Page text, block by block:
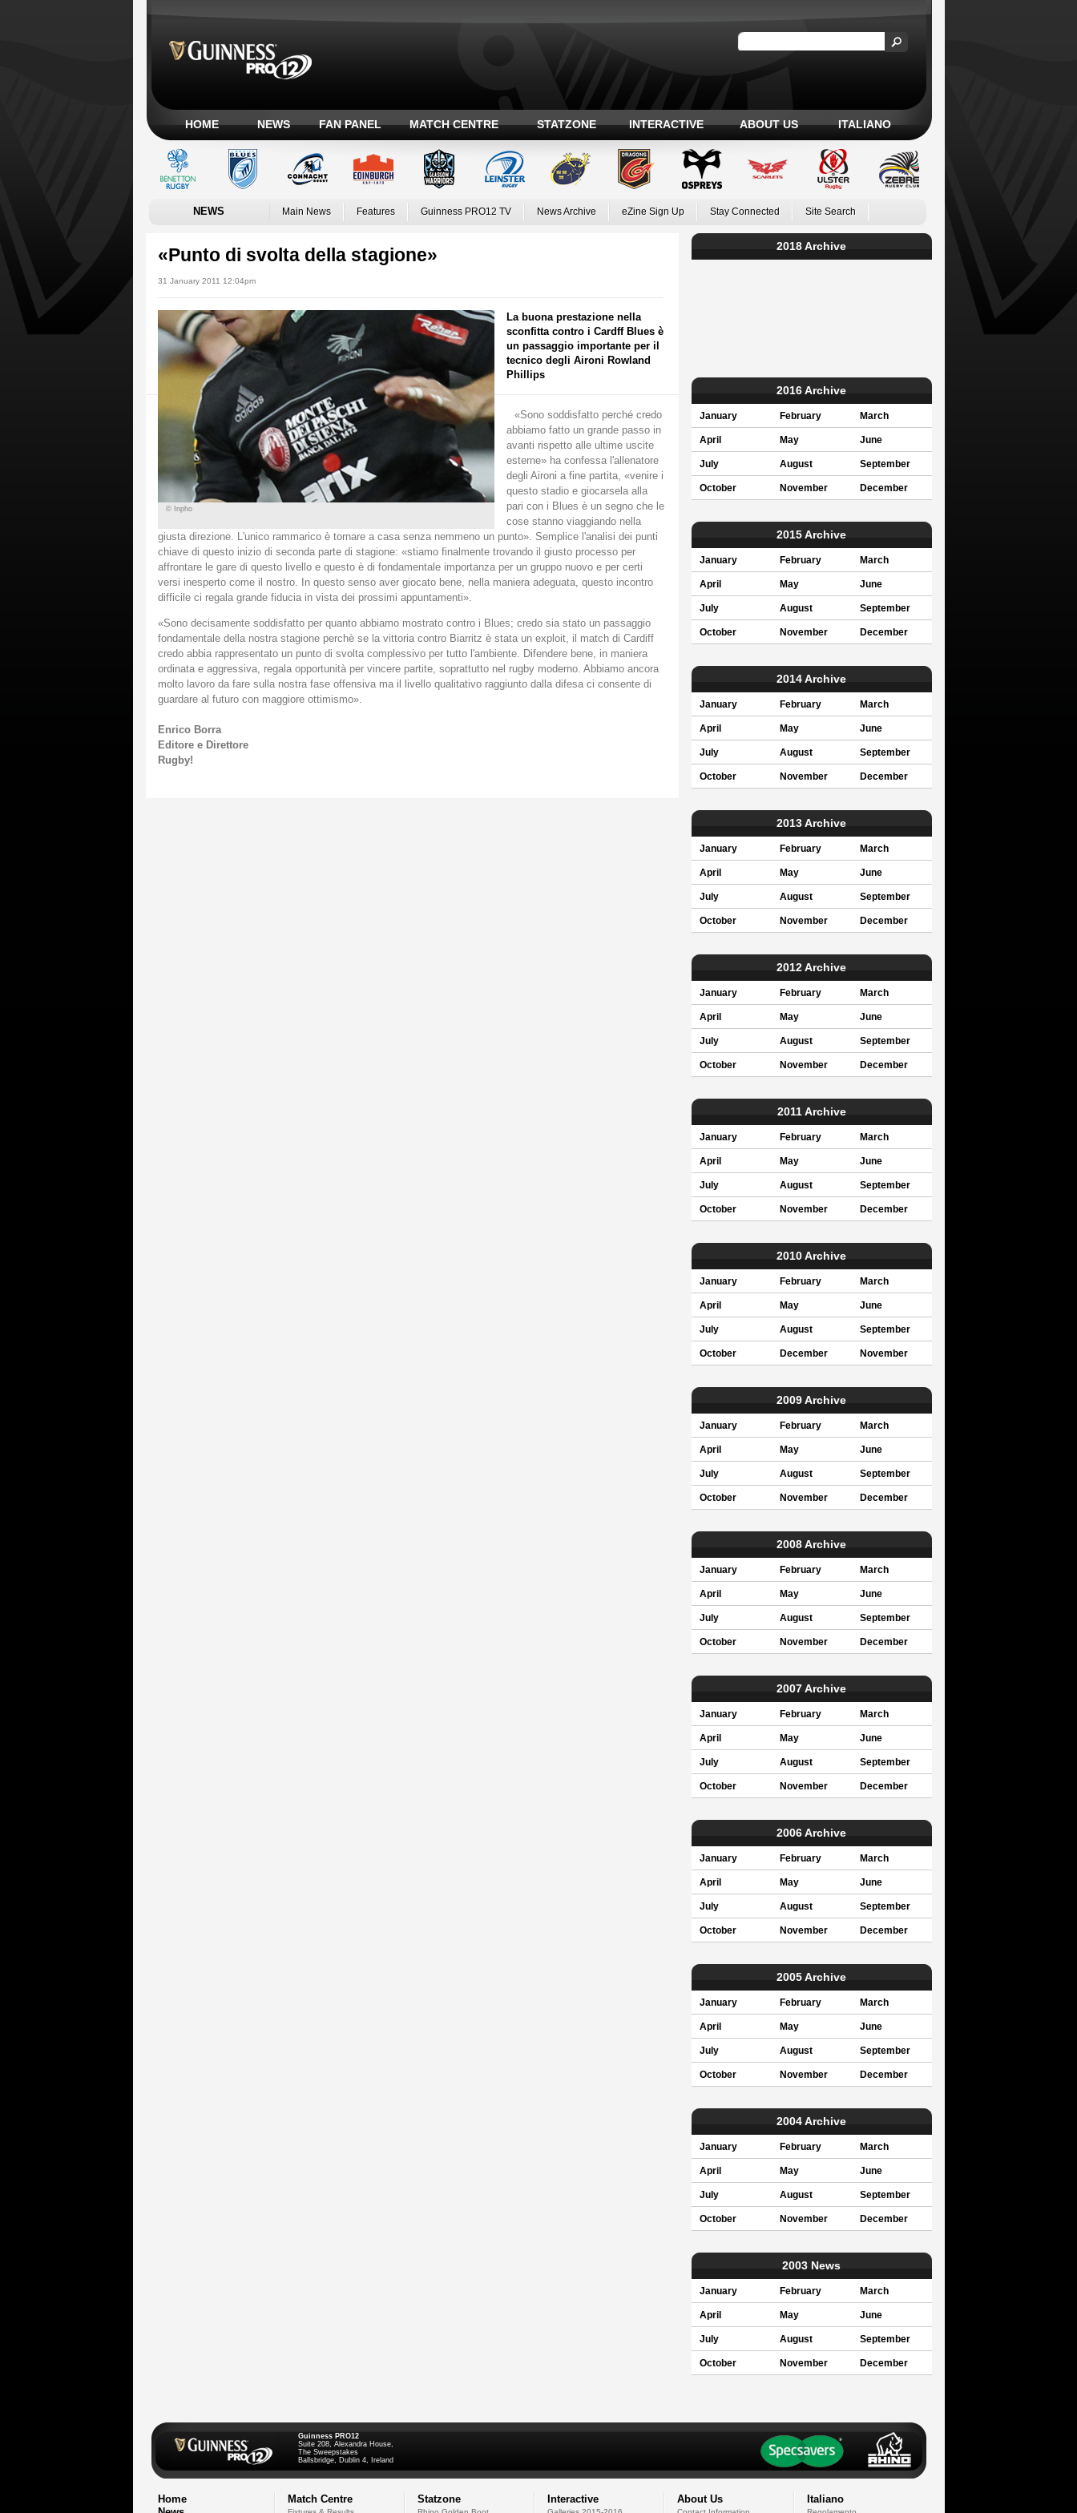
HOME NEWS FAN PANEL MATCH CENTRE STATZONE INTERACTIVE ABOUT US ITALIANO
NEWS Main News Features Guinness PRO12 TV News Archive eZine Sign Up Stay Connected Site Search
«Punto di svolta della stagione»
31 January 2011 12:04pm
© Inpho
La buona prestazione nella
sconfitta contro i Cardff Blues è
un passaggio importante per il
tecnico degli Aironi Rowland
Phillips
«Sono soddisfatto perché credo
abbiamo fatto un grande passo in
avanti rispetto alle ultime uscite
esterne» ha confessa l'allenatore
degli Aironi a fine partita, «venire i
questo stadio e giocarsela alla
pari con i Blues è un segno che le
cose stanno viaggiando nella
giusta direzione. L'unico rammarico è tornare a casa senza nemmeno un punto». Semplice l'analisi dei punti
chiave di questo inizio di seconda parte di stagione: «stiamo finalmente trovando il giusto processo per
affrontare le gare di questo livello e questo è di fondamentale importanza per un gruppo nuovo e per certi
versi inesperto come il nostro. In questo senso aver giocato bene, nella maniera adeguata, questo incontro
difficile ci regala grande fiducia in vista dei prossimi appuntamenti».
«Sono decisamente soddisfatto per quanto abbiamo mostrato contro i Blues; credo sia stato un passaggio
fondamentale della nostra stagione perchè se la vittoria contro Biarritz è stata un exploit, il match di Cardiff
credo abbia rappresentato un punto di svolta complessivo per tutto l'ambiente. Difendere bene, in maniera
ordinata e aggressiva, regala opportunità per vincere partite, soprattutto nel rugby moderno. Abbiamo ancora
molto lavoro da fare sulla nostra fase offensiva ma il livello qualitativo raggiunto dalla difesa ci consente di
guardare al futuro con maggiore ottimismo».
Enrico Borra
Editore e Direttore
Rugby!
2018 Archive
2016 Archive
January February March
April May June
July August September
October November December
2015 Archive
January February March
April May June
July August September
October November December
2014 Archive
January February March
April May June
July August September
October November December
2013 Archive
January February March
April May June
July August September
October November December
2012 Archive
January February March
April May June
July August September
October November December
2011 Archive
January February March
April May June
July August September
October November December
2010 Archive
January February March
April May June
July August September
October December November
2009 Archive
January February March
April May June
July August September
October November December
2008 Archive
January February March
April May June
July August September
October November December
2007 Archive
January February March
April May June
July August September
October November December
2006 Archive
January February March
April May June
July August September
October November December
2005 Archive
January February March
April May June
July August September
October November December
2004 Archive
January February March
April May June
July August September
October November December
2003 News
January February March
April May June
July August September
October November December
Guinness PRO12
Suite 208, Alexandra House,
The Sweepstakes
Ballsbridge, Dublin 4, Ireland
Home
Match Centre Statzone Interactive About Us Italiano